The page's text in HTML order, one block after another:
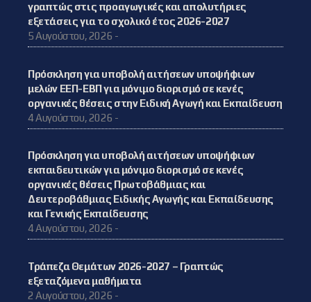
γραπτώς στις προαγωγικές και απολυτήριες
εξετάσεις για το σχολικό έτος 2026-2027
5 Αυγούστου, 2026 -
Πρόσκληση για υποβολή αιτήσεων υποψήφιων
μελών ΕΕΠ-ΕΒΠ για μόνιμο διορισμό σε κενές
οργανικές θέσεις στην Ειδική Αγωγή και Εκπαίδευση
4 Αυγούστου, 2026 -
Πρόσκληση για υποβολή αιτήσεων υποψήφιων
εκπαιδευτικών για μόνιμο διορισμό σε κενές
οργανικές θέσεις Πρωτοβάθμιας και
Δευτεροβάθμιας Ειδικής Αγωγής και Εκπαίδευσης
και Γενικής Εκπαίδευσης
4 Αυγούστου, 2026 -
Τράπεζα Θεμάτων 2026-2027 – Γραπτώς
εξεταζόμενα μαθήματα
2 Αυγούστου, 2026 -